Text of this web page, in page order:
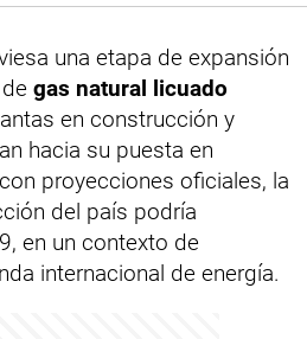
una etapa de expansión
gas natural licuado
en construcción y
hacia su puesta en
proyecciones oficiales, la
del país podría
en un contexto de
internacional de energía.